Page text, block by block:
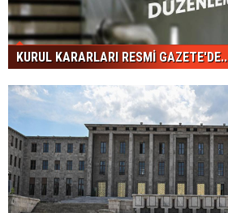
KURUL KARARLARI RESMİ GAZETE'DE..